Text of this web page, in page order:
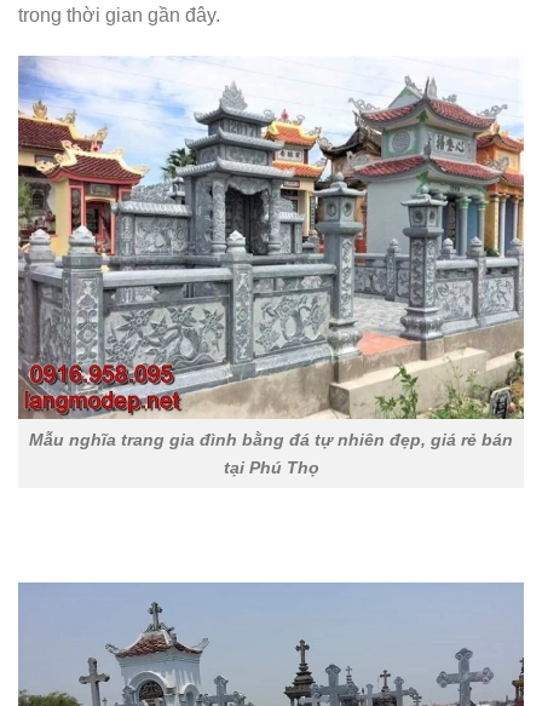
trong thời gian gần đây.
Mẫu nghĩa trang gia đình bằng đá tự nhiên đẹp, giá rẻ bán
tại Phú Thọ